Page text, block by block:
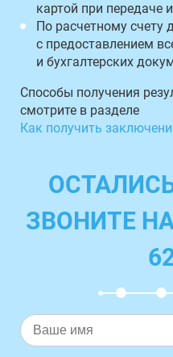
картой при передаче
По расчетному
с предоставлением
и бухгалтерских
Способы получения
смотрите в разделе
Как получить
ЗВОНИТЕ